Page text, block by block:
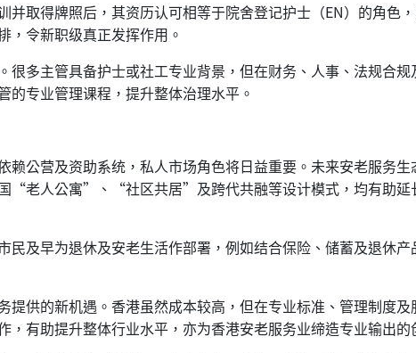
取得牌照后，其资历认可相等于院舍登记护士（EN）的角色
，令新职级真正发挥作用。
很多主管具备护士或社工专业背景，但在财务、人事、法规合
专业管理课程，提升整体治理水平。
赖公营及资助系统，私人市场角色将日益重要。未来安老服务
“老人公寓”、“社区共居”及跨代共融等设计模式，均有助延
民及早为退休及安老生活作部署，例如结合保险、储蓄及退休
供的新机遇。香港虽然成本较高，但在专业标准、管理制度
有助提升整体行业水平，亦为香港安老服务业缔造专业输出的